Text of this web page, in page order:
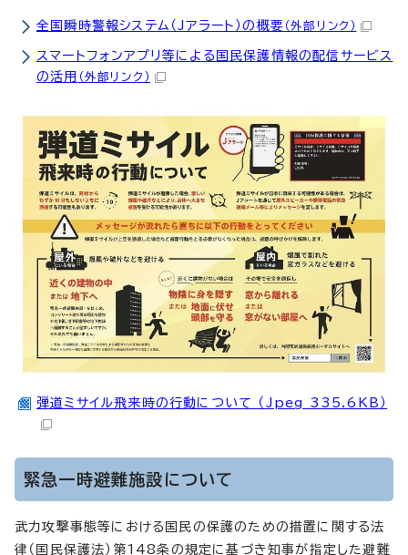
全国瞬時警報システム（Jアラート）の概要 （外部リンク）
スマートフォンアプリ等による国民保護情報の配信サービス
の活用 （外部リンク）
弾道ミサイル飛来時の行動について （Jpeg 335.6KB）
緊急一時避難施設について
武力攻撃事態等における国民の保護のための措置に関する法
律（国民保護法）第148条の規定に基づき知事が指定した避難